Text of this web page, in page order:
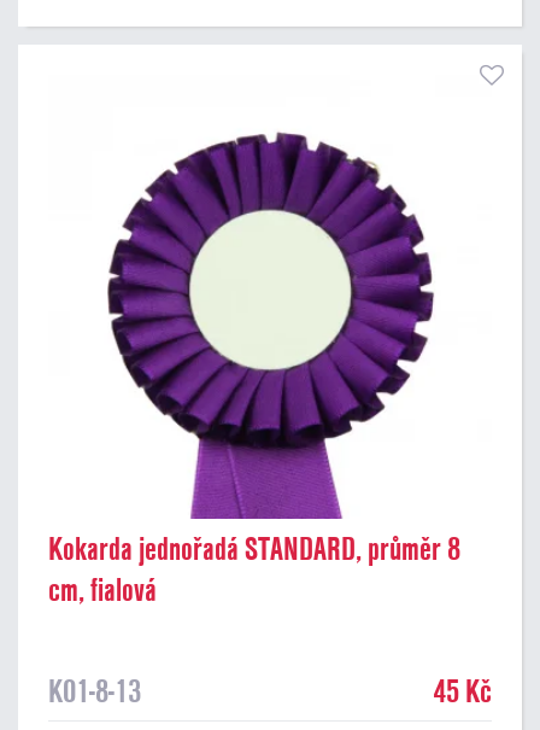
Kokarda jednořadá STANDARD, průměr 8
cm, fialová
K01-8-13 45 Kč